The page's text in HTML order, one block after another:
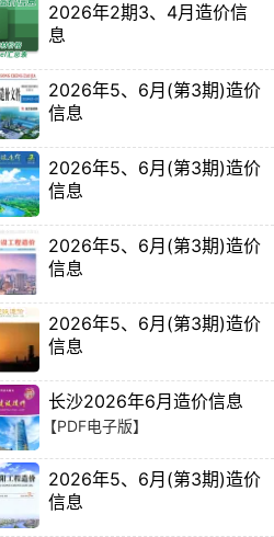
信息说明：
刊别名郴州造价信息、郴州工
市建设工程造价管理站官方在
价格信息。
2026年2期3、4月造价信
息
2026年5、6月(第3期)造价
信息
2026年5、6月(第3期)造价
信息
2026年5、6月(第3期)造价
信息
2026年5、6月(第3期)造价
信息
长沙2026年6月造价信息
【PDF电子版】
2026年5、6月(第3期)造价
信息